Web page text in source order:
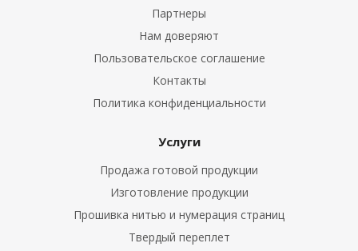
Партнеры
Нам доверяют
Пользовательское соглашение
Контакты
Политика конфиденциальности
Услуги
Продажа готовой продукции
Изготовление продукции
Прошивка нитью и нумерация страниц
Твердый переплет